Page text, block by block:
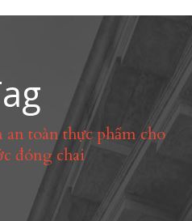
toàn thực phẩm cho
đóng chai